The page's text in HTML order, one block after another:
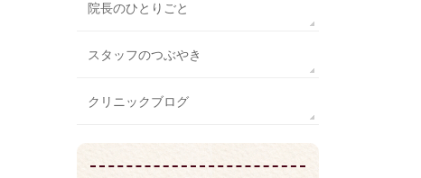
院長のひとりごと
スタッフのつぶやき
クリニックブログ